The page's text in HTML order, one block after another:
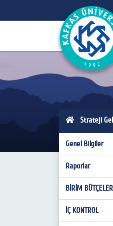
Strateji
Genel Bilgiler
Görüş Yazıları
Uyum Eylem
Maaş ve Yük
Raporlar
Faaliyet Raporları
Kamu Yat. İz. ve
BİRİM BÜTÇELERİ
İÇ KONTROL